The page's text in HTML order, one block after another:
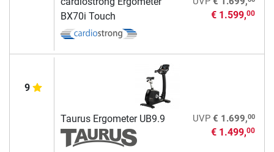
BX70i Touch
€ 1.599,00
9
Taurus Ergometer UB9.9 UVP € 1.699,00
€ 1.499,00